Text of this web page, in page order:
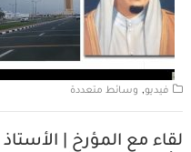
فيديو, وسائط متعددة
لقاء مع المؤرخ |